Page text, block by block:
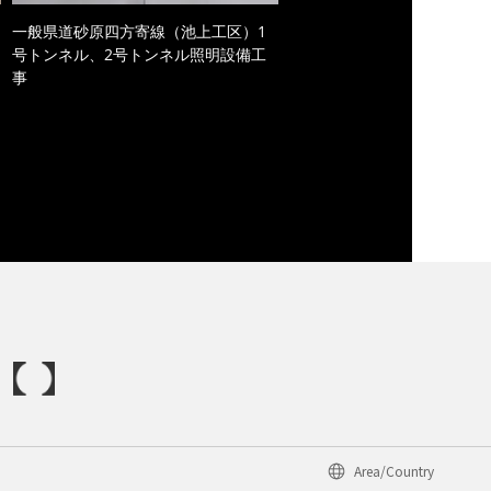
一般県道砂原四方寄線（池上工区）1
号トンネル、2号トンネル照明設備工
事
Area/Country